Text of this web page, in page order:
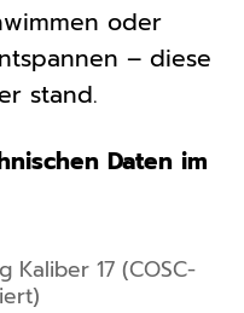
oder
– diese
stand.
Daten im
Kaliber 17 (COSC-